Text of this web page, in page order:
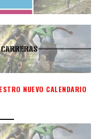
NUEVO CALENDARIO